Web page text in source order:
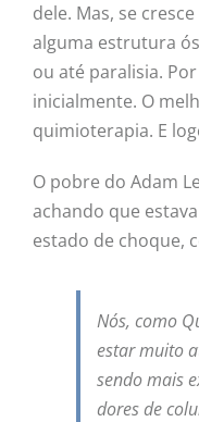
dele. Mas, se
alguma estrutura
ou até paralisia.
inicialmente. O
quimioterapia. E
O pobre do Adam
achando que
estado de choque,
Nós, como
estar muito
sendo mais
dores de